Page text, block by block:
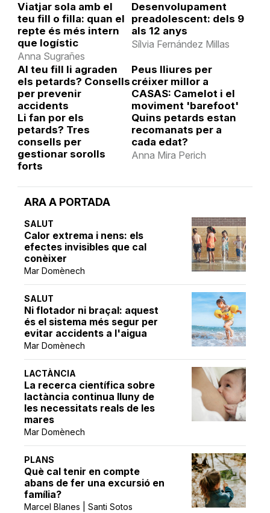
ARA A PORTADA
SALUT
Calor extrema i nens: els
efectes invisibles que cal
conèixer
Mar Domènech
SALUT
Ni flotador ni braçal: aquest
és el sistema més segur per
evitar accidents a l'aigua
Mar Domènech
LACTÀNCIA
La recerca científica sobre
lactància continua lluny de
les necessitats reals de les
mares
Mar Domènech
PLANS
Què cal tenir en compte
abans de fer una excursió en
família?
Marcel Blanes | Santi Sotos
Viatjar sola amb el
teu fill o filla: quan el
repte és més intern
que logístic
Anna Sugrañes
Desenvolupament
preadolescent: dels 9
als 12 anys
Sílvia Fernández Millas
Al teu fill li agraden
els petards? Consells
per prevenir
accidents
Peus lliures per
créixer millor a
CASAS: Camelot i el
moviment 'barefoot'
Li fan por els
petards? Tres
consells per
gestionar sorolls
forts
Quins petards estan
recomanats per a
cada edat?
Anna Mira Perich